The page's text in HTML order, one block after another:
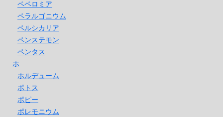
ペペロミア
ペラルゴニウム
ペルシカリア
ペンステモン
ペンタス
ホ
ホルデューム
ポトス
ポピー
ポレモニウム